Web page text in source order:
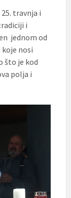
travnja i
i
jednom od
nosi
što je kod
polja i